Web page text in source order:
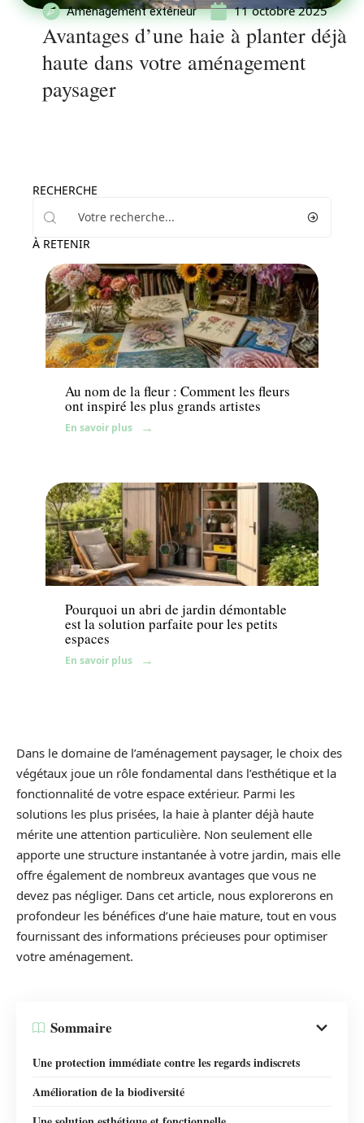
Aménagement extérieur 11 octobre 2025
Avantages d’une haie à planter déjà
haute dans votre aménagement
paysager
RECHERCHE
À RETENIR
Jardin
Au nom de la fleur : Comment les fleurs
ont inspiré les plus grands artistes
En savoir plus
Aménagement extérieur
Pourquoi un abri de jardin démontable
est la solution parfaite pour les petits
espaces
En savoir plus
Dans le domaine de l’aménagement paysager, le choix des
végétaux joue un rôle fondamental dans l’esthétique et la
fonctionnalité de votre espace extérieur. Parmi les
solutions les plus prisées, la haie à planter déjà haute
mérite une attention particulière. Non seulement elle
apporte une structure instantanée à votre jardin, mais elle
offre également de nombreux avantages que vous ne
devez pas négliger. Dans cet article, nous explorerons en
profondeur les bénéfices d’une haie mature, tout en vous
fournissant des informations précieuses pour optimiser
votre aménagement.
Sommaire
Une protection immédiate contre les regards indiscrets
Amélioration de la biodiversité